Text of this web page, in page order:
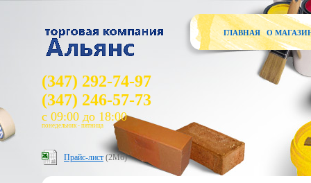
(347) 292-74-97
(347) 246-57-73
с 09:00 до 18:00
понедельник - пятница
Прайс-лист (2Мб)
ГЛАВНАЯ О